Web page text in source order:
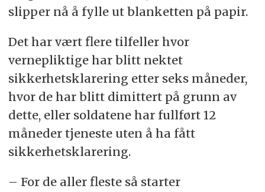
slipper nå å fylle ut blanketten på papir.
Det har vært flere tilfeller hvor
vernepliktige har blitt nektet
sikkerhetsklarering etter seks måneder,
hvor de har blitt dimittert på grunn av
dette, eller soldatene har fullført 12
måneder tjeneste uten å ha fått
sikkerhetsklarering.
– For de aller fleste så starter